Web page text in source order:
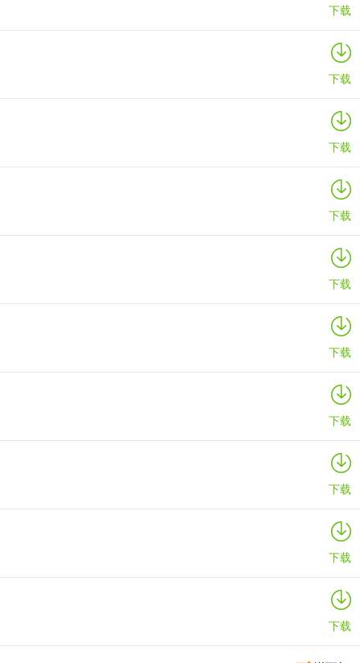
下载
下载
下载
下载
下载
下载
下载
下载
下载
下载